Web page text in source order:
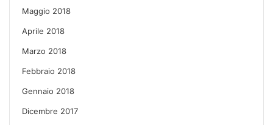
Maggio 2018
Aprile 2018
Marzo 2018
Febbraio 2018
Gennaio 2018
Dicembre 2017